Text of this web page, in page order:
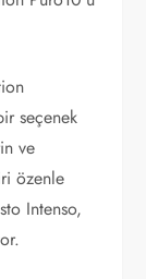
seçenek
ve
özenle
Intenso,